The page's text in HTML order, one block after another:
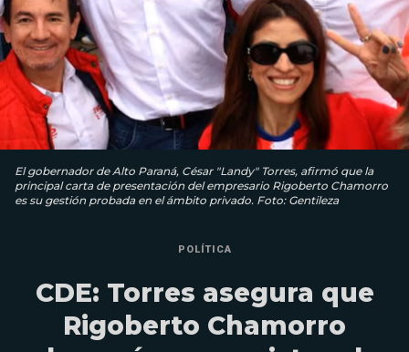
El gobernador de Alto Paraná, César "Landy" Torres, afirmó que la
principal carta de presentación del empresario Rigoberto Chamorro
es su gestión probada en el ámbito privado. Foto: Gentileza
POLÍTICA
CDE: Torres asegura que
Rigoberto Chamorro